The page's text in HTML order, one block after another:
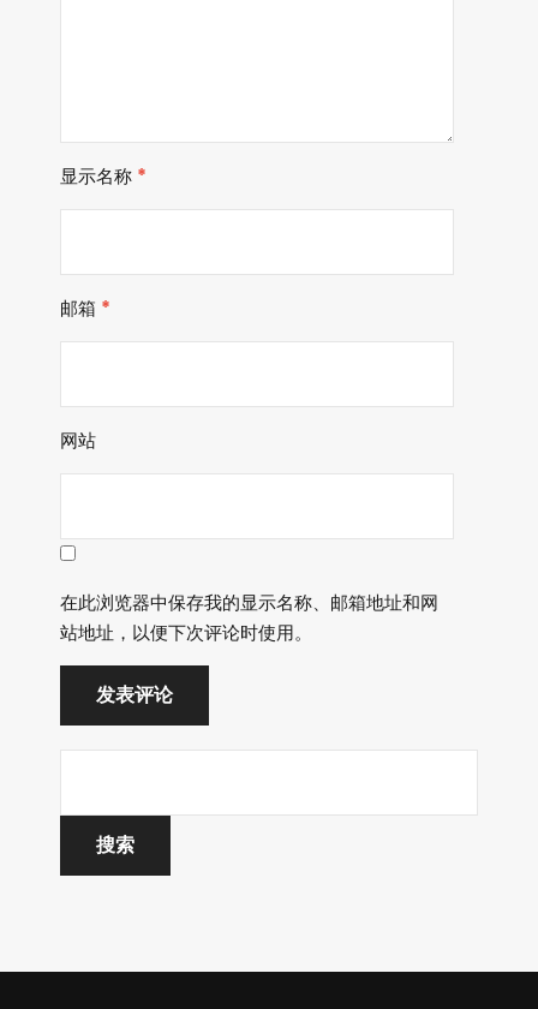
显示名称 *
邮箱 *
网站
在此浏览器中保存我的显示名称、邮箱地址和网
站地址，以便下次评论时使用。